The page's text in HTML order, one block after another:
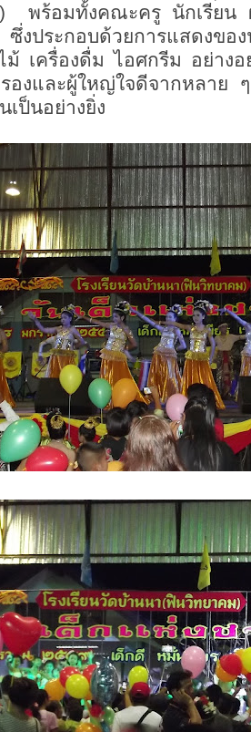
พร้อมทั้งคณะครู นักเรียน
ซึ่งประกอบด้วยการแสดงข
เครื่องดื่ม ไอศกรีม อย่าง
องและผู้ใหญ่ใจดีจากหลาย
ป็นอย่างยิ่ง